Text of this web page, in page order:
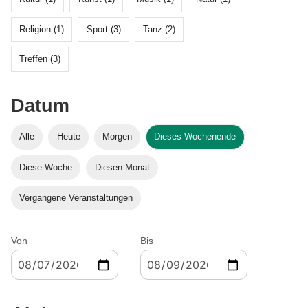
Religion (1) Sport (3) Tanz (2)
Treffen (3)
Datum
Alle Heute Morgen Dieses Wochenende
Diese Woche Diesen Monat
Vergangene Veranstaltungen
Von Bis